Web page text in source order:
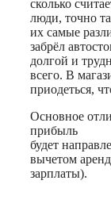
сколько
люди, точно
их самые
забрёл
долгой и
всего. В
приодеться,
Основное
прибыль
будет
вычетом
зарплаты).